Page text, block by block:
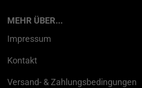
MEHR ÜBER...
Impressum
Kontakt
Versand- & Zahlungsbedingungen